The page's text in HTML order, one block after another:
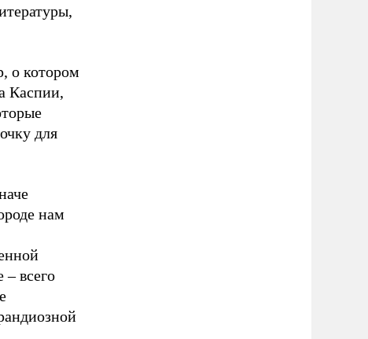
о котором
Каспии,
для
нам
всего